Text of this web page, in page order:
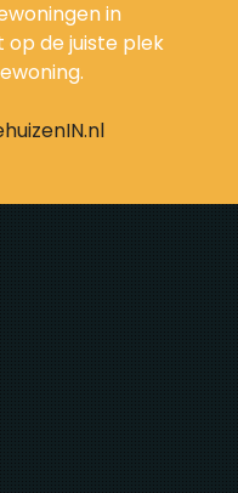
in
op de juiste plek